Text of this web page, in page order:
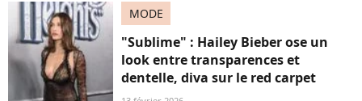
MODE
"Sublime" : Hailey Bieber ose un
look entre transparences et
dentelle, diva sur le red carpet